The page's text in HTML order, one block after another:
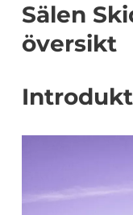
Sälen
översikt